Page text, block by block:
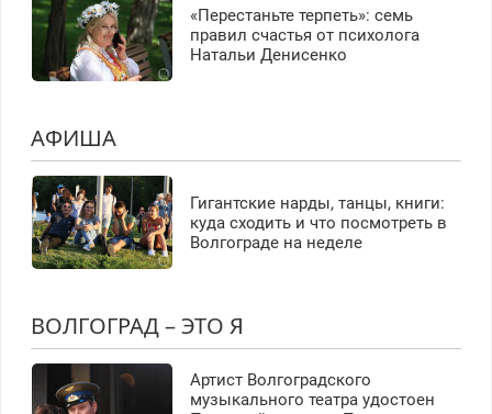
«Перестаньте терпеть»: семь
правил счастья от психолога
Натальи Денисенко
АФИША
Гигантские нарды, танцы, книги:
куда сходить и что посмотреть в
Волгограде на неделе
ВОЛГОГРАД – ЭТО Я
Артист Волгоградского
музыкального театра удостоен